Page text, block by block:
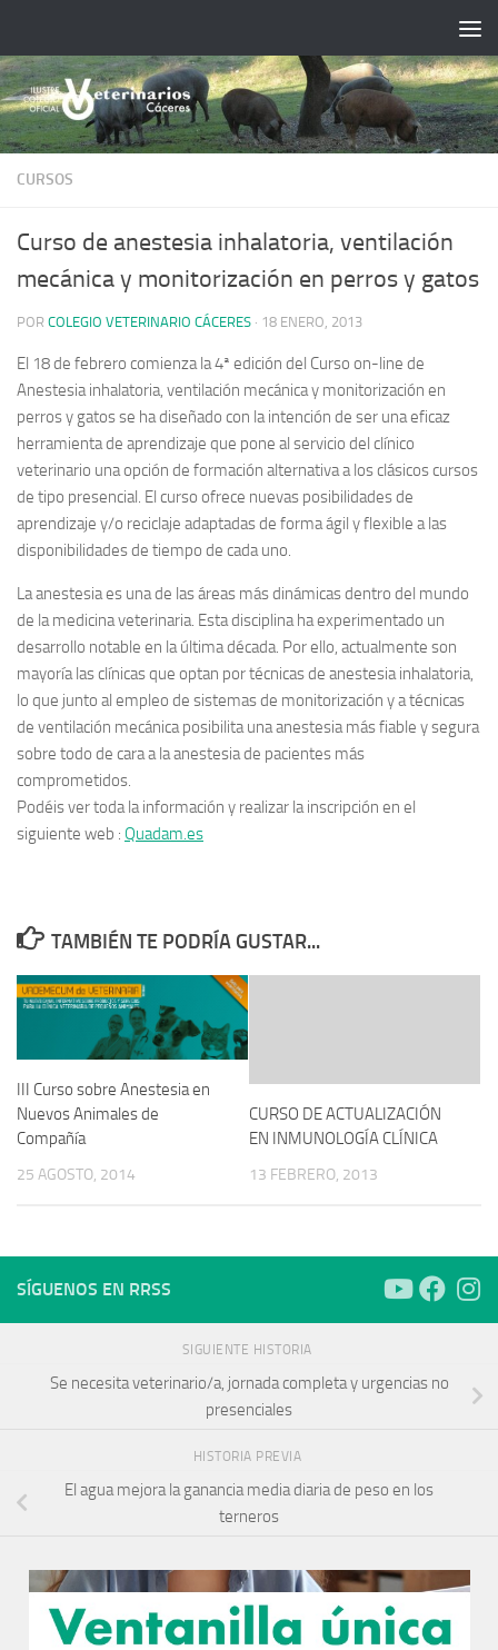
CURSOS
Curso de anestesia inhalatoria, ventilación
mecánica y monitorización en perros y gatos
POR COLEGIO VETERINARIO CÁCERES · 18 ENERO, 2013
El 18 de febrero comienza la 4ª edición del Curso on-line de
Anestesia inhalatoria, ventilación mecánica y monitorización en
perros y gatos se ha diseñado con la intención de ser una eficaz
herramienta de aprendizaje que pone al servicio del clínico
veterinario una opción de formación alternativa a los clásicos cursos
de tipo presencial. El curso ofrece nuevas posibilidades de
aprendizaje y/o reciclaje adaptadas de forma ágil y flexible a las
disponibilidades de tiempo de cada uno.
La anestesia es una de las áreas más dinámicas dentro del mundo
de la medicina veterinaria. Esta disciplina ha experimentado un
desarrollo notable en la última década. Por ello, actualmente son
mayoría las clínicas que optan por técnicas de anestesia inhalatoria,
lo que junto al empleo de sistemas de monitorización y a técnicas
de ventilación mecánica posibilita una anestesia más fiable y segura
sobre todo de cara a la anestesia de pacientes más
comprometidos.
Podéis ver toda la información y realizar la inscripción en el
siguiente web : Quadam.es
TAMBIÉN TE PODRÍA GUSTAR...
III Curso sobre Anestesia en
Nuevos Animales de
Compañía
25 AGOSTO, 2014
CURSO DE ACTUALIZACIÓN
EN INMUNOLOGÍA CLÍNICA
13 FEBRERO, 2013
SÍGUENOS EN RRSS
SIGUIENTE HISTORIA
Se necesita veterinario/a, jornada completa y urgencias no
presenciales
HISTORIA PREVIA
El agua mejora la ganancia media diaria de peso en los
terneros